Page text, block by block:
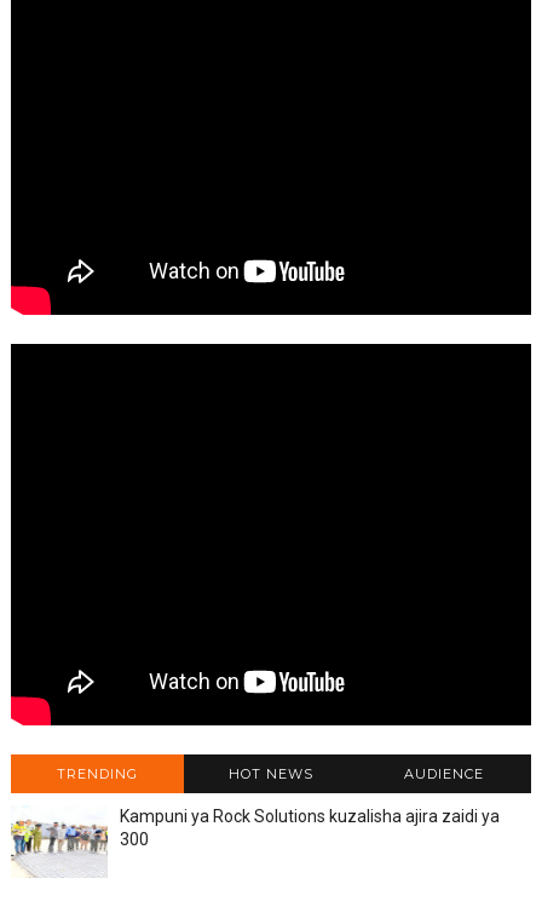
TRENDING HOT NEWS AUDIENCE
Kampuni ya Rock Solutions kuzalisha ajira zaidi ya
300